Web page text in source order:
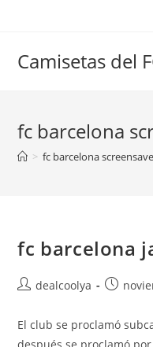
Camisetas del
fc barcelona
> fc barcelona
fc barcelona
Autor
la
entrada:
dealcoolya
entrada:
El club se proclamó